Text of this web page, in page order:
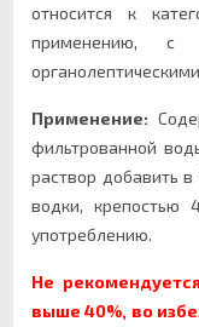
относится к
применению, с
Применение:
фильтрованной
раствор добавить
водки, крепостью
употреблению.
Не
выше 40%, во